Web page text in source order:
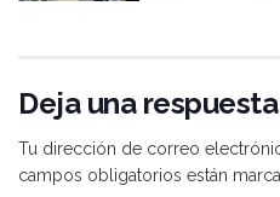
Deja una respuesta
Tu dirección de correo
campos obligatorios están